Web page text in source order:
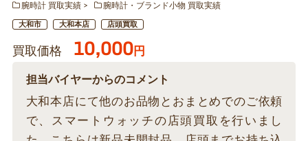
腕時計 買取実績
腕時計・ブランド小物 買取実績
大和市 大和本店 店頭買取
買取価格 10,000円
担当バイヤーからのコメント
大和本店にて他のお品物とおまとめでのご依頼
で、スマートウォッチの店頭買取を行いまし